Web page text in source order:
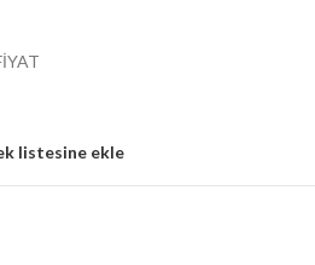
listesine ekle